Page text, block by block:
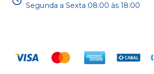
Segunda a Sexta 08:00 às 18:00